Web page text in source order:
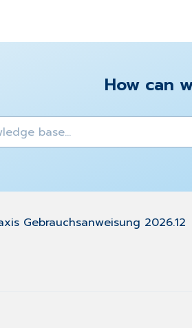
How can
Gebrauchsanweisung 2026.12